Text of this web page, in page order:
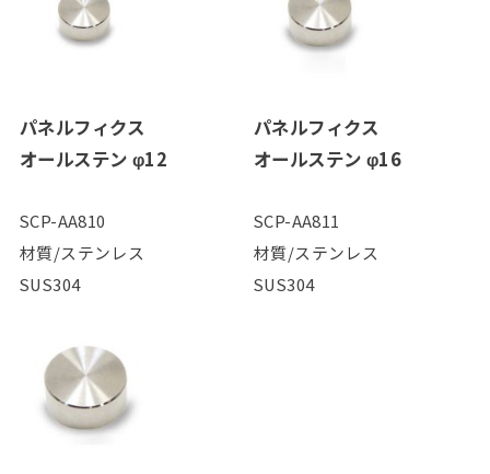
パネルフィクス
オールステン φ12
SCP-AA810
材質/ステンレス
SUS304
パネルフィクス
オールステン φ16
SCP-AA811
材質/ステンレス
SUS304